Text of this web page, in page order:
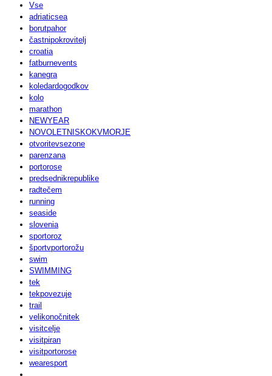
Vse
adriaticsea
borutpahor
častnipokrovitelj
croatia
fatburnevents
kanegra
koledardogodkov
kolo
marathon
NEWYEAR
NOVOLETNISKOKVMORJE
otvoritevsezone
parenzana
portorose
predsednikrepublike
radtečem
running
seaside
slovenia
sportoroz
športvportorožu
swim
SWIMMING
tek
tekpovezuje
trail
velikonočnitek
visitcelje
visitpiran
visitportorose
wearesport